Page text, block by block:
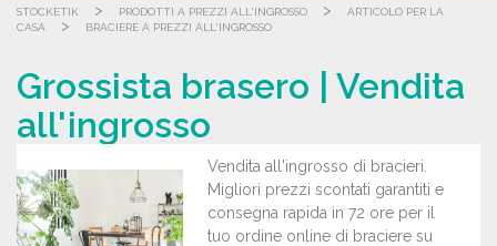
STOCKETIK > PRODOTTI A PREZZI ALL'INGROSSO >
ARTICOLO PER LA
CASA
> BRACIERE A PREZZI ALL'INGROSSO
Grossista brasero | Vendita
all'ingrosso
Vendita all'ingrosso di bracieri.
Migliori prezzi scontati garantiti e
consegna rapida in 72 ore per il
tuo ordine online di braciere su